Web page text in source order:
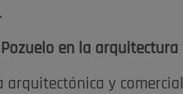
en la
y